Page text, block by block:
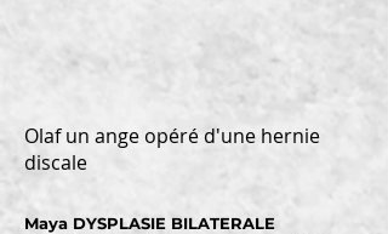
Olaf un ange opéré d'une hernie
discale
Maya DYSPLASIE BILATERALE